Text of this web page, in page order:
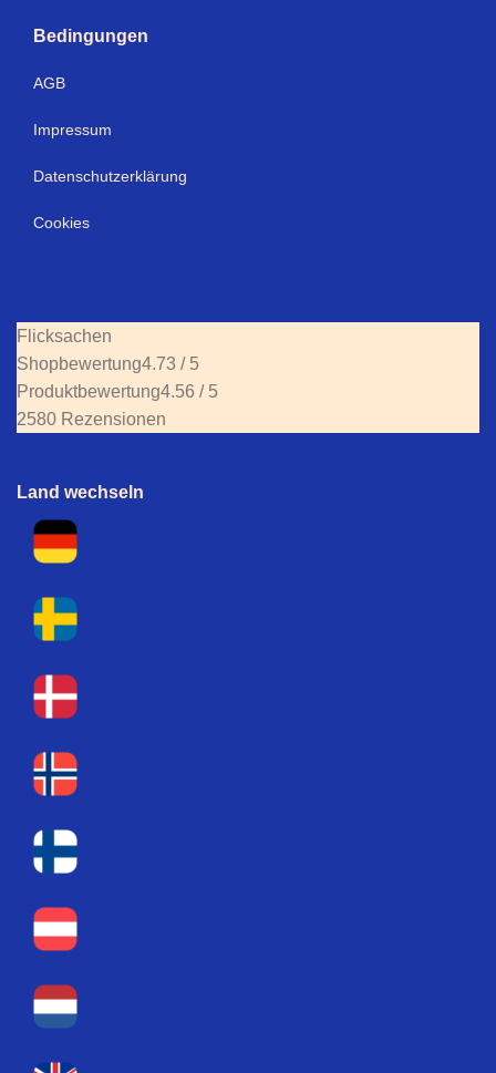
Bedingungen
AGB
Impressum
Datenschutzerklärung
Cookies
Flicksachen
Shopbewertung4.73 / 5
Produktbewertung4.56 / 5
2580 Rezensionen
Land wechseln